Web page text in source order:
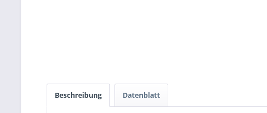
Beschreibung Datenblatt